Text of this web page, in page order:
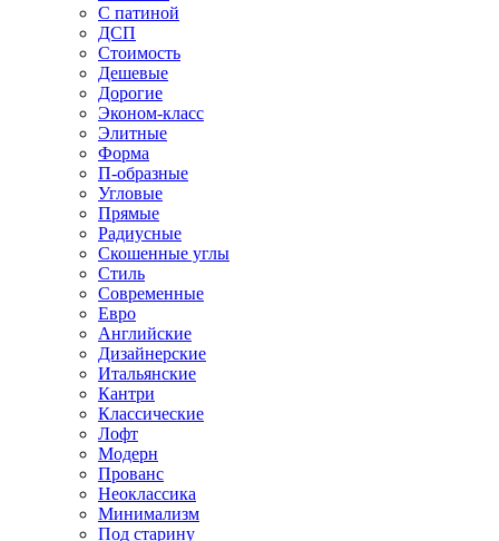
С патиной
ДСП
Стоимость
Дешевые
Дорогие
Эконом-класс
Элитные
Форма
П-образные
Угловые
Прямые
Радиусные
Скошенные углы
Стиль
Современные
Евро
Английские
Дизайнерские
Итальянские
Кантри
Классические
Лофт
Модерн
Прованс
Неоклассика
Минимализм
Под старину